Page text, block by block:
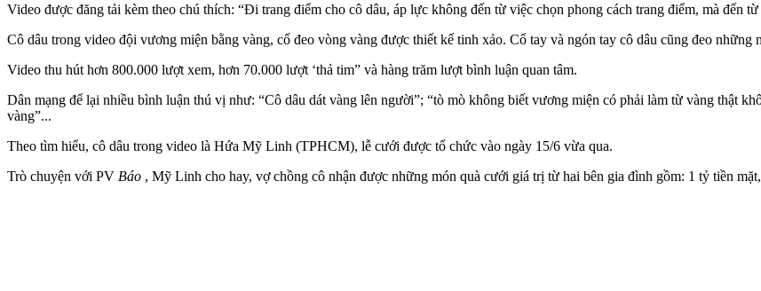
Video được đăng tải kèm theo chú thích: “Đi trang điểm cho cô dâu, áp lực không đến từ việc chọn phong cách trang điểm, mà đến
Cô dâu trong video đội vương miện bằng vàng, cổ đeo vòng vàng được thiết kế tinh xảo. Cổ tay và ngón tay cô dâu cũng đeo những
Video thu hút hơn 800.000 lượt xem, hơn 70.000 lượt ‘thả tim” và hàng trăm lượt bình luận quan tâm.
Dân mạng để lại nhiều bình luận thú vị như: “Cô dâu dát vàng lên người”; “tò mò không biết vương miện có phải làm từ vàng thật
vàng”...
Theo tìm hiểu, cô dâu trong video là Hứa Mỹ Linh (TPHCM), lễ cưới được tổ chức vào ngày 15/6 vừa qua.
Trò chuyện với PV Báo , Mỹ Linh cho hay, vợ chồng cô nhận được những món quà cưới giá trị từ hai bên gia đình gồm: 1 tỷ tiền